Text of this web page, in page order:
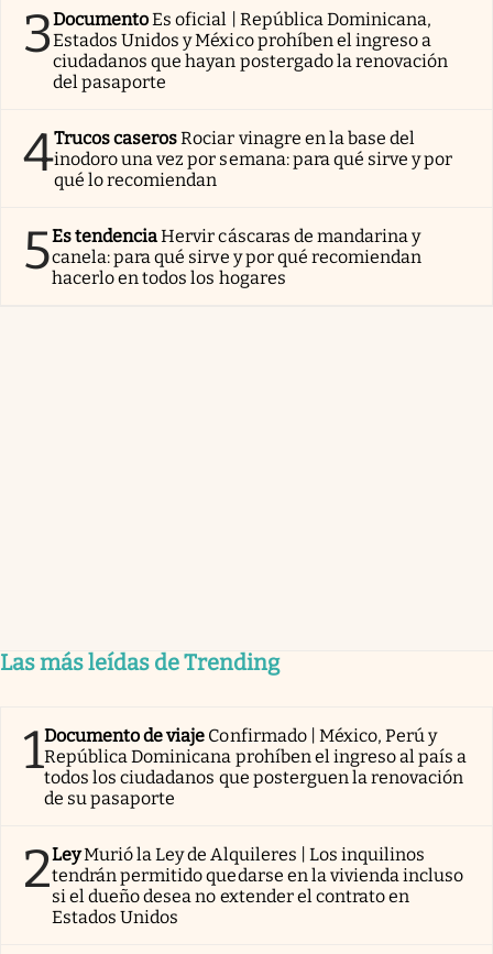
3DocumentoEs oficial | República Dominicana,
Estados Unidos y México prohíben el ingreso a
ciudadanos que hayan postergado la renovación
del pasaporte
4Trucos caserosRociar vinagre en la base del
inodoro una vez por semana: para qué sirve y por
qué lo recomiendan
5Es tendenciaHervir cáscaras de mandarina y
canela: para qué sirve y por qué recomiendan
hacerlo en todos los hogares
Las más leídas de Trending
1Documento de viaje Confirmado | México, Perú y
República Dominicana prohíben el ingreso al país a
todos los ciudadanos que posterguen la renovación
de su pasaporte
2LeyMurió la Ley de Alquileres | Los inquilinos
tendrán permitido quedarse en la vivienda incluso
si el dueño desea no extender el contrato en
Estados Unidos